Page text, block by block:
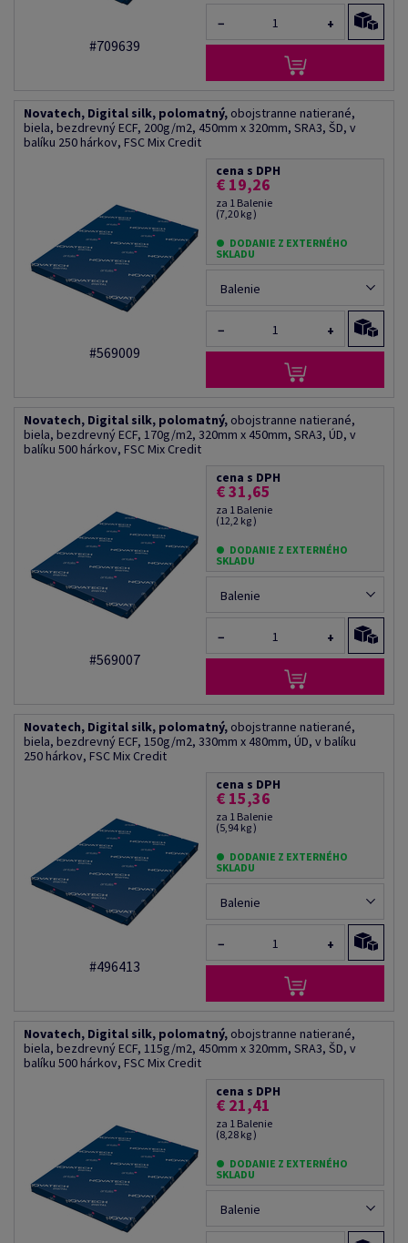
#709639
− +
Novatech, Digital silk, polomatný, obojstranne natierané,
biela, bezdrevný ECF, 200g/m2, 450mm x 320mm, SRA3, ŠD, v
balíku 250 hárkov, FSC Mix Credit
#569009
cena s DPH
€ 19,26
za 1 Balenie
(7,20 kg )
DODANIE Z EXTERNÉHO
SKLADU
Balenie
− +
Novatech, Digital silk, polomatný, obojstranne natierané,
biela, bezdrevný ECF, 170g/m2, 320mm x 450mm, SRA3, ÚD, v
balíku 500 hárkov, FSC Mix Credit
#569007
cena s DPH
€ 31,65
za 1 Balenie
(12,2 kg )
DODANIE Z EXTERNÉHO
SKLADU
Balenie
− +
Novatech, Digital silk, polomatný, obojstranne natierané,
biela, bezdrevný ECF, 150g/m2, 330mm x 480mm, ÚD, v balíku
250 hárkov, FSC Mix Credit
#496413
cena s DPH
€ 15,36
za 1 Balenie
(5,94 kg )
DODANIE Z EXTERNÉHO
SKLADU
Balenie
− +
Novatech, Digital silk, polomatný, obojstranne natierané,
biela, bezdrevný ECF, 115g/m2, 450mm x 320mm, SRA3, ŠD, v
balíku 500 hárkov, FSC Mix Credit
cena s DPH
€ 21,41
za 1 Balenie
(8,28 kg )
DODANIE Z EXTERNÉHO
SKLADU
Balenie